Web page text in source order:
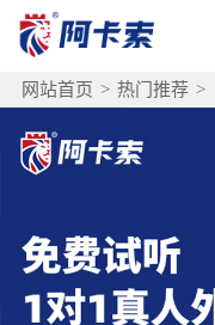
网站首页 > 热门推荐 >